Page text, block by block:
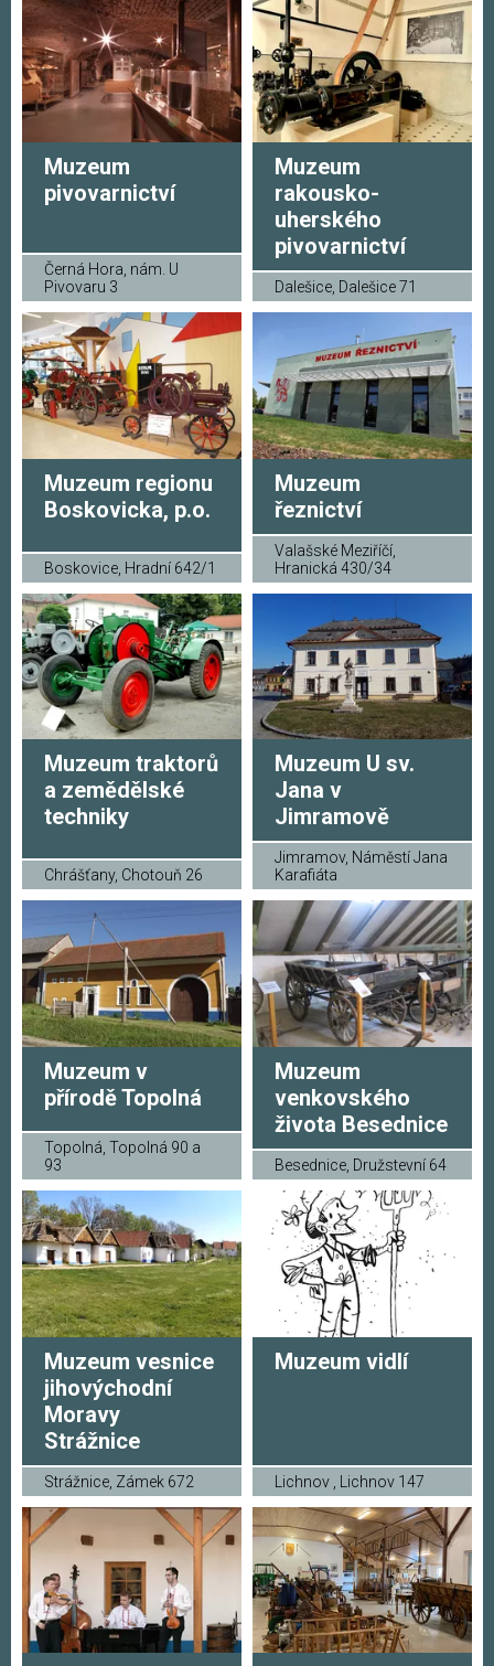
Muzeum
pivovarnictví
Černá Hora, nám. U
Pivovaru 3
Muzeum
rakousko-
uherského
pivovarnictví
Dalešice, Dalešice 71
Muzeum regionu
Boskovicka, p.o.
Boskovice, Hradní 642/1
Muzeum
řeznictví
Valašské Meziříčí,
Hranická 430/34
Muzeum traktorů
a zemědělské
techniky
Chrášťany, Chotouň 26
Muzeum U sv.
Jana v
Jimramově
Jimramov, Náměstí Jana
Karafiáta
Muzeum v
přírodě Topolná
Topolná, Topolná 90 a
93
Muzeum
venkovského
života Besednice
Besednice, Družstevní 64
Muzeum vesnice
jihovýchodní
Moravy
Strážnice
Strážnice, Zámek 672
Muzeum vidlí
Lichnov , Lichnov 147